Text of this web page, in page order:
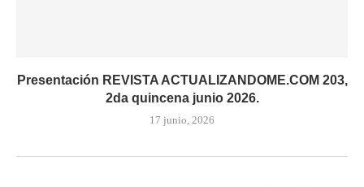
Presentación REVISTA ACTUALIZANDOME.COM 203,
2da quincena junio 2026.
17 junio, 2026